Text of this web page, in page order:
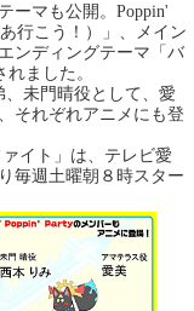
ーマも公開。Poppin'
行こう！）」、メイン
ンディングテーマ「バ
ました。
、未門晴役として、愛
それぞれアニメにも登
イト」は、テレビ愛
毎週土曜朝８時スター